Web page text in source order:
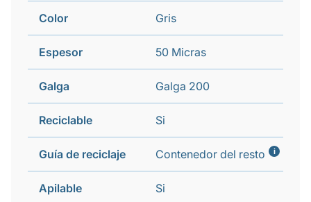
Color Gris
Espesor 50 Micras
Galga Galga 200
Reciclable Si
Guía de reciclaje Contenedor del resto i
Apilable Si